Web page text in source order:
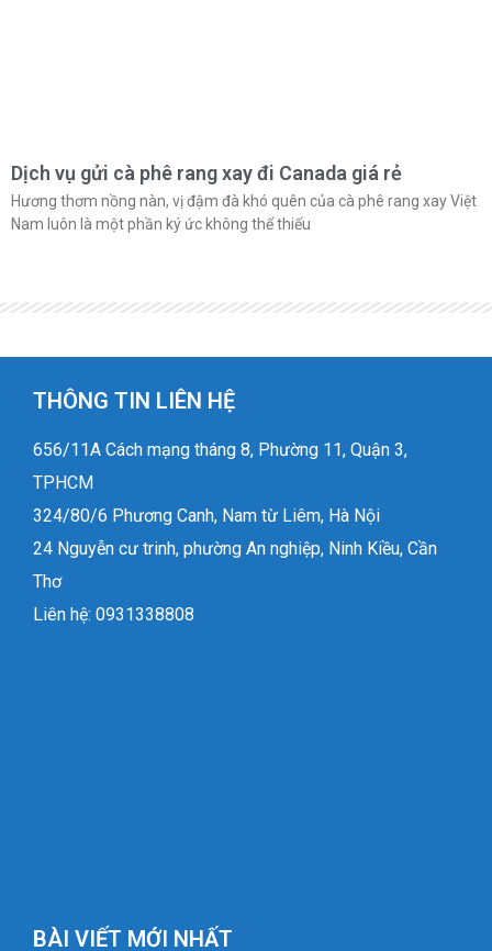
Dịch vụ gửi cà phê rang xay đi Canada giá rẻ
Hương thơm nồng nàn, vị đậm đà khó quên của cà phê rang xay Việt
Nam luôn là một phần ký ức không thể thiếu
THÔNG TIN LIÊN HỆ
656/11A Cách mạng tháng 8, Phường 11, Quận 3,
TPHCM
324/80/6 Phương Canh, Nam từ Liêm, Hà Nội
24 Nguyễn cư trinh, phường An nghiệp, Ninh Kiều, Cần
Thơ
Liên hệ: 0931338808
BÀI VIẾT MỚI NHẤT